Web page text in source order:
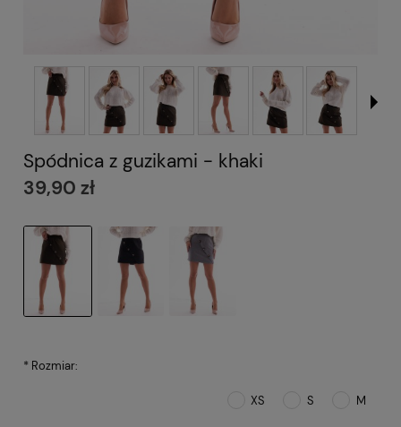
Spódnica z guzikami - khaki
39,90 zł
* Rozmiar:
XS S M